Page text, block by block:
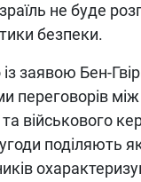
не буде
безпеки.
заявою Бен-
переговорів
та військового
поділяють